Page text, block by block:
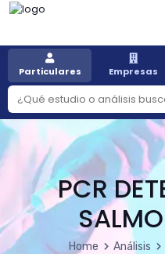
Particulares Empresas
PCR
Home Análisis